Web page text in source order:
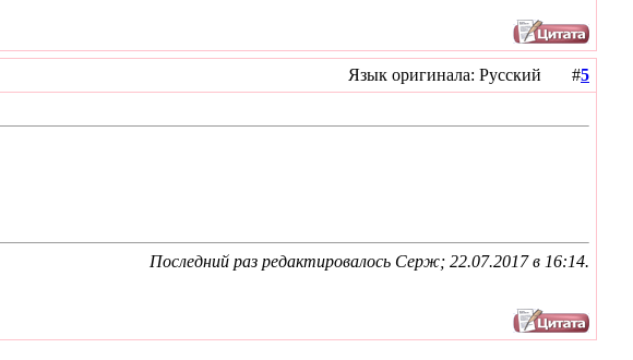
Язык оригинала: Русский #5
Последний раз редактировалось Серж; 22.07.2017 в 16:14.